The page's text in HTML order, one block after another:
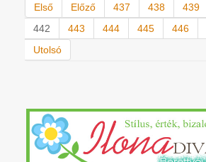
Első Előző 437 438 439
442
443 444 445 446
Utolsó